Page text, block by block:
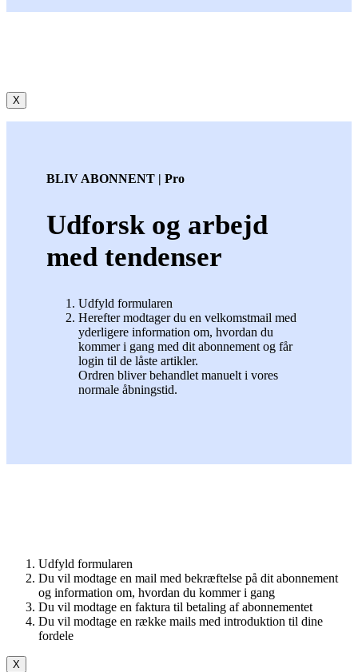
X
BLIV ABONNENT | Pro
Udforsk og arbejd
med tendenser
Udfyld formularen
Herefter modtager du en velkomstmail med
yderligere information om, hvordan du
kommer i gang med dit abonnement og får
login til de låste artikler.
Ordren bliver behandlet manuelt i vores
normale åbningstid.
Udfyld formularen
Du vil modtage en mail med bekræftelse på dit abonnement
og information om, hvordan du kommer i gang
Du vil modtage en faktura til betaling af abonnementet
Du vil modtage en række mails med introduktion til dine
fordele
X